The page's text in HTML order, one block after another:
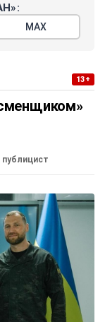
МАХ
13+
публицист